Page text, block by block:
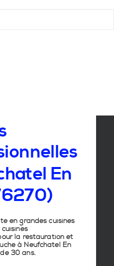
En
en grandes cuisines
la restauration et
à Neufchatel En
30 ans.